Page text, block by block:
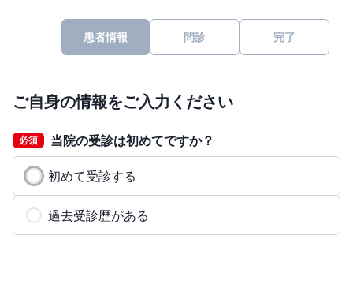
患者情報 問診 完了
ご自身の情報をご入力ください
必須 当院の受診は初めてですか？
初めて受診する
過去受診歴がある